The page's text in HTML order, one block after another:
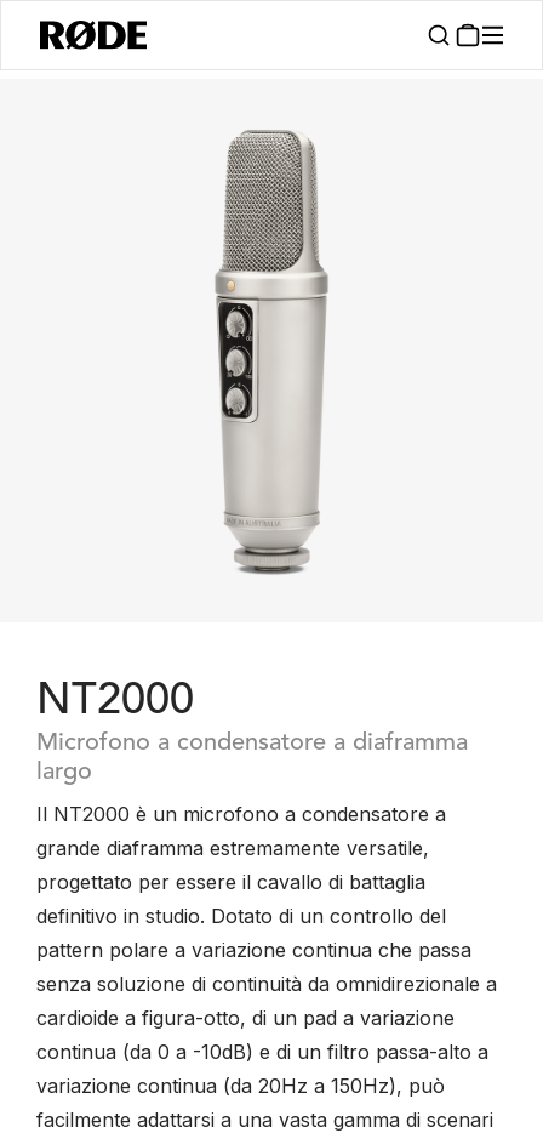
NT2000
Microfono a condensatore a diaframma
largo
Il NT2000 è un microfono a condensatore a
grande diaframma estremamente versatile,
progettato per essere il cavallo di battaglia
definitivo in studio. Dotato di un controllo del
pattern polare a variazione continua che passa
senza soluzione di continuità da omnidirezionale a
cardioide a figura-otto, di un pad a variazione
continua (da 0 a -10dB) e di un filtro passa-alto a
variazione continua (da 20Hz a 150Hz), può
facilmente adattarsi a una vasta gamma di scenari